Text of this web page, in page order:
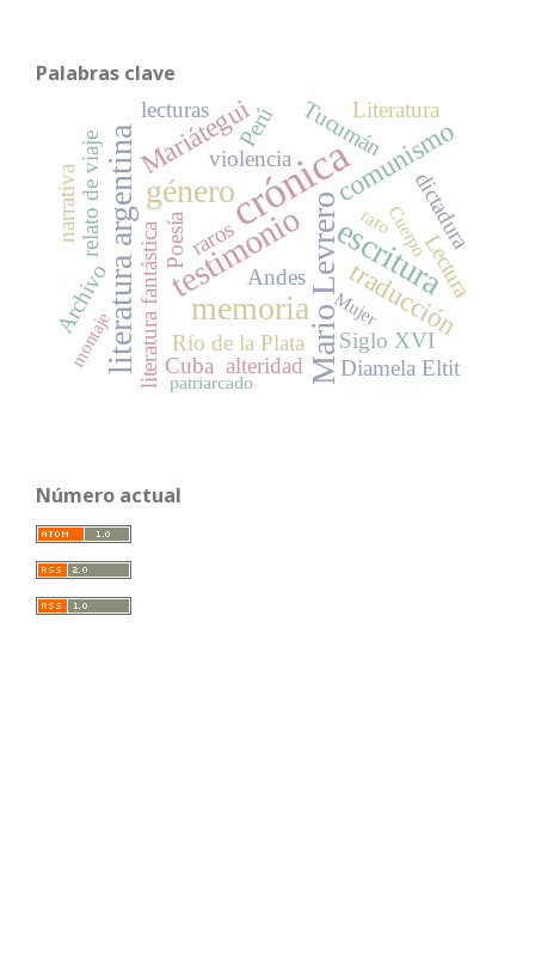
Palabras clave
crónica
género
Mario Levreroescritura
testimonio
memoria
literatura argentina comunismo
Mariátegui
traducción
Andes
Siglo XVI
Poesía
Río de la Plata
violencia
relato de viaje
literatura fantástica Lectura
dictadura
Tucumán
raros
narrativa
lecturas
Archivo
Cuba
Literatura
Diamela Eltit
Perú
alteridad
Cuerpo
Mujer
patriarcado
montaje
raro
Número actual